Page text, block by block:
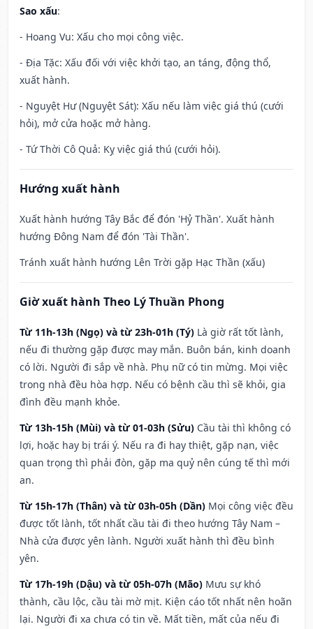
Sao xấu:
- Hoang Vu: Xấu cho mọi công việc.
- Địa Tặc: Xấu đối với việc khởi tạo, an táng, động thổ,
xuất hành.
- Nguyệt Hư (Nguyệt Sát): Xấu nếu làm việc giá thú (cưới
hỏi), mở cửa hoặc mở hàng.
- Tứ Thời Cô Quả: Kỵ việc giá thú (cưới hỏi).
Hướng xuất hành
Xuất hành hướng Tây Bắc để đón 'Hỷ Thần'. Xuất hành
hướng Đông Nam để đón 'Tài Thần'.
Tránh xuất hành hướng Lên Trời gặp Hạc Thần (xấu)
Giờ xuất hành Theo Lý Thuần Phong
Từ 11h-13h (Ngọ) và từ 23h-01h (Tý) Là giờ rất tốt lành,
nếu đi thường gặp được may mắn. Buôn bán, kinh doanh
có lời. Người đi sắp về nhà. Phụ nữ có tin mừng. Mọi việc
trong nhà đều hòa hợp. Nếu có bệnh cầu thì sẽ khỏi, gia
đình đều mạnh khỏe.
Từ 13h-15h (Mùi) và từ 01-03h (Sửu) Cầu tài thì không có
lợi, hoặc hay bị trái ý. Nếu ra đi hay thiệt, gặp nạn, việc
quan trọng thì phải đòn, gặp ma quỷ nên cúng tế thì mới
an.
Từ 15h-17h (Thân) và từ 03h-05h (Dần) Mọi công việc đều
được tốt lành, tốt nhất cầu tài đi theo hướng Tây Nam –
Nhà cửa được yên lành. Người xuất hành thì đều bình
yên.
Từ 17h-19h (Dậu) và từ 05h-07h (Mão) Mưu sự khó
thành, cầu lộc, cầu tài mờ mịt. Kiện cáo tốt nhất nên hoãn
lại. Người đi xa chưa có tin về. Mất tiền, mất của nếu đi